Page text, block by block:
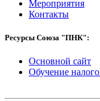
Мероприятия
Контакты
Ресурсы Союза "ПНК":
Основной сайт
Обучение